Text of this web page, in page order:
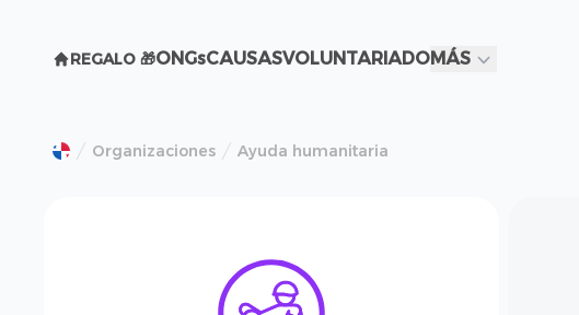
REGALO 🎁ONGsCAUSASVOLUNTARIADOMÁS
Organizaciones Ayuda humanitaria